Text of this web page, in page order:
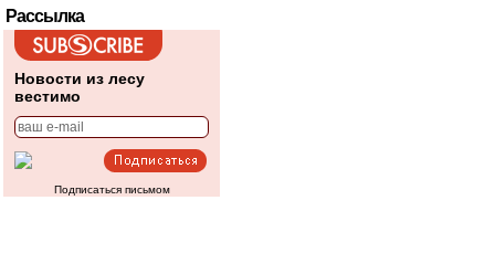
Рассылка
Новости из лесу
вестимо
Подписаться письмом